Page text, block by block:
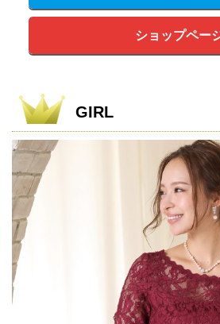
ショップペー
GIRL